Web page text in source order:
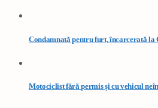
Condamnată pentru furt, încarcerată la
Motociclist fără permis și cu vehicul